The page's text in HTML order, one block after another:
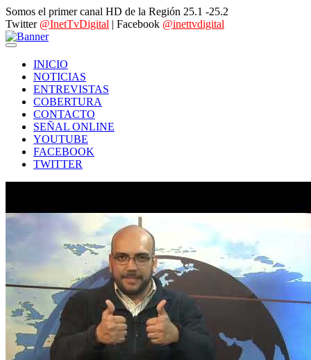
Somos el primer canal HD de la Región 25.1 -25.2
Twitter @InetTvDigital | Facebook @inettvdigital
INICIO
NOTICIAS
ENTREVISTAS
COBERTURA
CONTACTO
SEÑAL ONLINE
YOUTUBE
FACEBOOK
TWITTER